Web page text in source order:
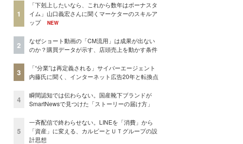
1
「下剋上したいなら、これから数年はボーナスタ
イム」山口義宏さんに聞くマーケターのスキルア
ップ
NEW
2
なぜショート動画の「CM流用」は成果が出ない
のか？購買データが示す、店頭売上を動かす条件
3
「“分業”は再定義される」サイバーエージェント
内藤氏に聞く、インターネット広告20年と転換点
4
瞬間認知では伝わらない。国産靴下ブランドが
SmartNewsで見つけた「ストーリーの届け方」
5
一斉配信で終わらせない。LINEを「消費」から
「資産」に変える、カルビーとＵＴグループの設
計思想